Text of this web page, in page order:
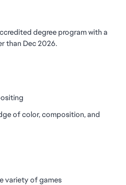
degree program with a
than Dec 2026.
of color, composition, and
variety of games